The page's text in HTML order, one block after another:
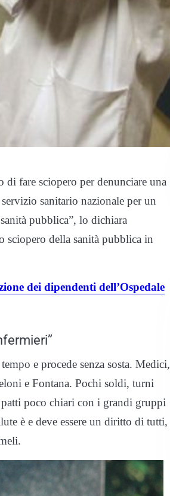
di fare sciopero per denunciare una
sanitario nazionale per un
pubblica”, lo dichiara
sciopero della sanità pubblica in
dei dipendenti dell’Ospedale
e procede senza sosta. Medici,
e Fontana. Pochi soldi, turni
poco chiari con i grandi gruppi
è e deve essere un diritto di tutti,